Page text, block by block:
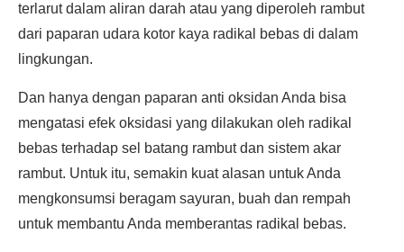
terlarut dalam aliran darah atau yang diperoleh rambut
dari paparan udara kotor kaya radikal bebas di dalam
lingkungan.
Dan hanya dengan paparan anti oksidan Anda bisa
mengatasi efek oksidasi yang dilakukan oleh radikal
bebas terhadap sel batang rambut dan sistem akar
rambut. Untuk itu, semakin kuat alasan untuk Anda
mengkonsumsi beragam sayuran, buah dan rempah
untuk membantu Anda memberantas radikal bebas.